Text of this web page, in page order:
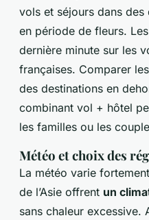
vols et séjours dans des
en période de fleurs. Les
dernière minute sur les
françaises. Comparer
des destinations en
combinant vol + hôtel
les familles ou les
Météo et choix des
La météo varie
de l’Asie offrent un
sans chaleur excessive.